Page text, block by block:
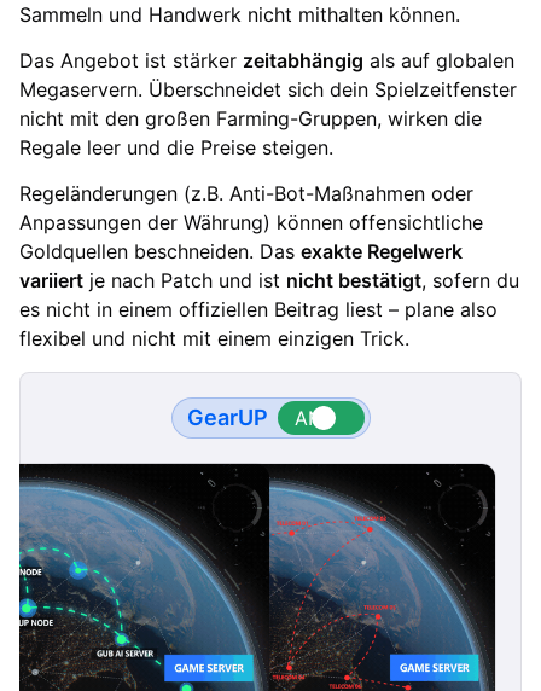
Sammeln und Handwerk nicht mithalten können.
Das Angebot ist stärker zeitabhängig als auf globalen
Megaservern. Überschneidet sich dein Spielzeitfenster
nicht mit den großen Farming-Gruppen, wirken die
Regale leer und die Preise steigen.
Regeländerungen (z.B. Anti-Bot-Maßnahmen oder
Anpassungen der Währung) können offensichtliche
Goldquellen beschneiden. Das exakte Regelwerk
variiert je nach Patch und ist nicht bestätigt, sofern du
es nicht in einem offiziellen Beitrag liest – plane also
flexibel und nicht mit einem einzigen Trick.
GearUP